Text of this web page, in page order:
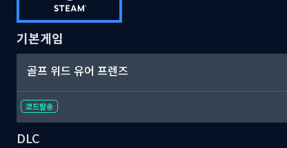
기본게임
골프 위드 유어 프렌즈
코드발송
DLC